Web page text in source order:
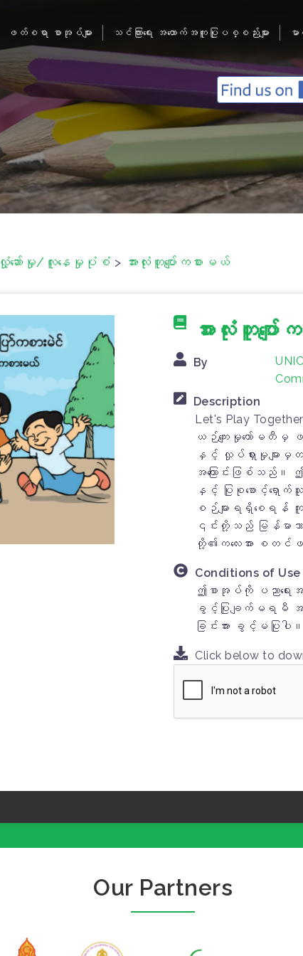
ဖတ်စရာ စာအုပ်များ သင်ကြားရေး အထောက်အကူပြုပစ္စည်းများ မ
လှုံ့ဆော်မှု/လူနေမှုပုံစံ > အားလုံးတူပျော်ကစားမယ်
အားလုံးတူပျေ
By
Description
Let's Play
ယဉ်ကျေးမှုကော်မတီမှ
နှင့် လှုပ်ရှားမှုများ
အကြောင်းဖြစ်သည်။
နှင့် ပြုစုစောင့်ရှောက်သူ
စဉ်များရရှိစေရ
၎င်းတို့သည် မြန်မာဘာသ
တို့၏ကလေးအား စတ
Conditions of Use
ဤစာအုပ်ကို ပညာရေး
ခွင့်ပြုချက်မရမီ အက
ခြင်းအား ခွင့်မပြုပါ။
Click below to
Our Partners